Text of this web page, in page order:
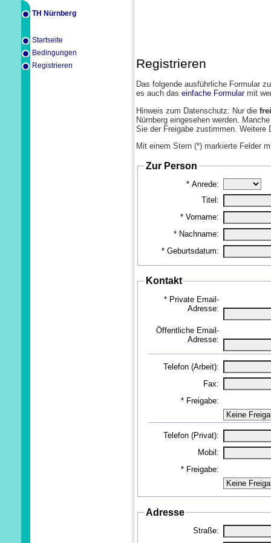
TH Nürnberg
Startseite
Bedingungen
Registrieren
Registrieren
Das folgende ausführliche Formular
es auch das einfache Formularmit
Hinweis zum Datenschutz: Nur die
Nürnberg eingesehen werden.
Sie der Freigabe zustimmen. Weitere
Mit einem Stern (*) markierte Felder
Zur Person
*Anrede:
Titel:
*Vorname:
*Nachname:
*Geburtsdatum:
Kontakt
*Private Email-
Adresse:
Öffentliche Email-
Adresse:
Telefon (Arbeit):
Fax:
*Freigabe:
Telefon (Privat):
Mobil:
*Freigabe:
Adresse
Straße: